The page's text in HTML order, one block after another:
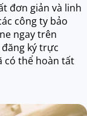
đơn giản và linh
công ty bảo
ngay trên
ký trực
có thể hoàn tất